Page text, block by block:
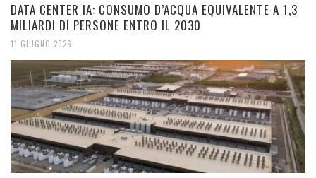
DATA CENTER IA: CONSUMO D’ACQUA EQUIVALENTE A 1,3
MILIARDI DI PERSONE ENTRO IL 2030
11 GIUGNO 2026